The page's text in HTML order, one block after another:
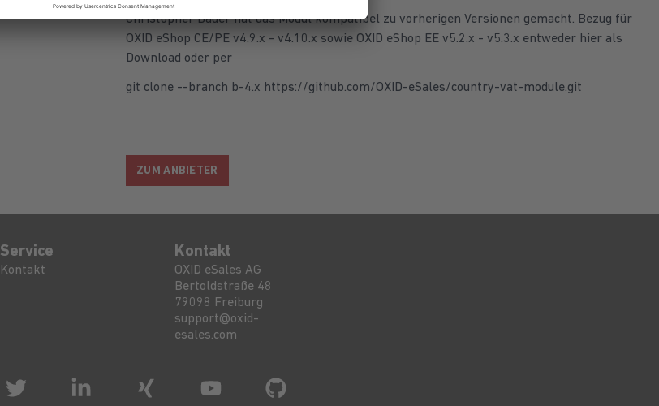
Christopher Bauer hat das Modul kompatibel zu vorherigen Versionen gemacht. Bezug für
OXID eShop CE/PE v4.9.x - v4.10.x sowie OXID eShop EE v5.2.x - v5.3.x entweder hier als
Download oder per
git clone --branch b-4.x https://github.com/OXID-eSales/country-vat-module.git
ZUM ANBIETER
Service
Kontakt
Kontakt
OXID eSales AG
Bertoldstraße 48
79098 Freiburg
support@oxid-
esales.com